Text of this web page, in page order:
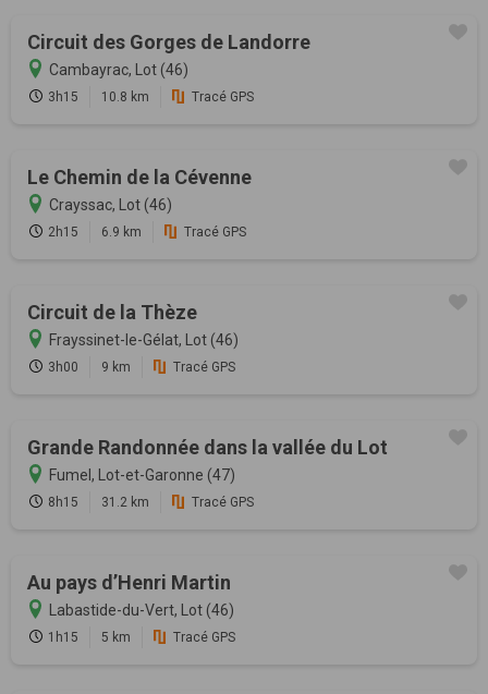
Circuit des Gorges de Landorre
Cambayrac, Lot (46)
3h15 10.8 km Tracé GPS
Le Chemin de la Cévenne
Crayssac, Lot (46)
2h15 6.9 km Tracé GPS
Circuit de la Thèze
Frayssinet-le-Gélat, Lot (46)
3h00 9 km Tracé GPS
Grande Randonnée dans la vallée du Lot
Fumel, Lot-et-Garonne (47)
8h15 31.2 km Tracé GPS
Au pays d’Henri Martin
Labastide-du-Vert, Lot (46)
1h15 5 km Tracé GPS